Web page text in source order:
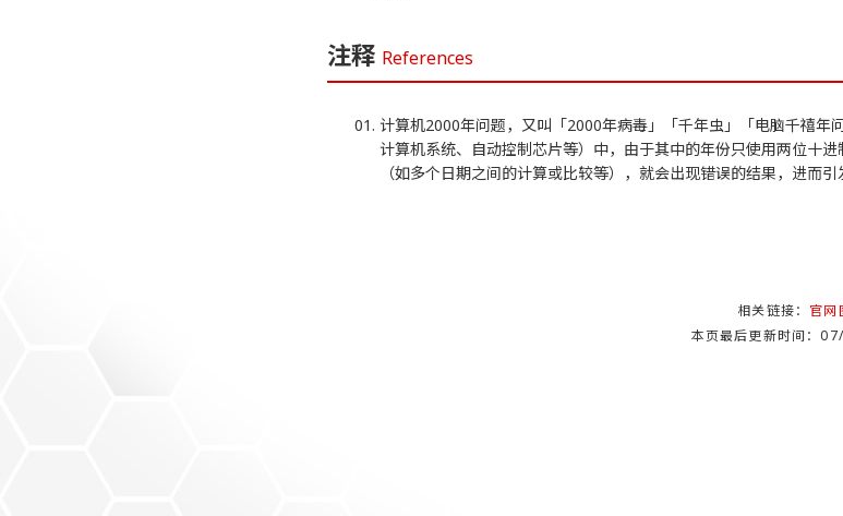
注释 References
计算机2000年问题，又叫「2000年病毒」「千年虫」「电脑千禧
计算机系统、自动控制芯片等）中，由于其中的年份只使用两位十
（如多个日期之间的计算或比较等），就会出现错误的结果，进而
相关链接： 官网
本页最后更新时间：